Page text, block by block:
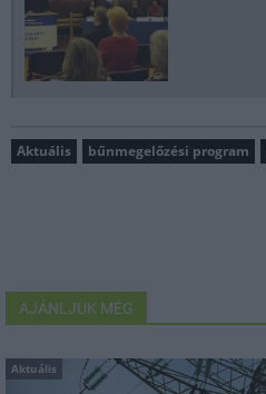
Aktuális bűnmegelőzési program
AJÁNLJUK MÉG
Aktuális